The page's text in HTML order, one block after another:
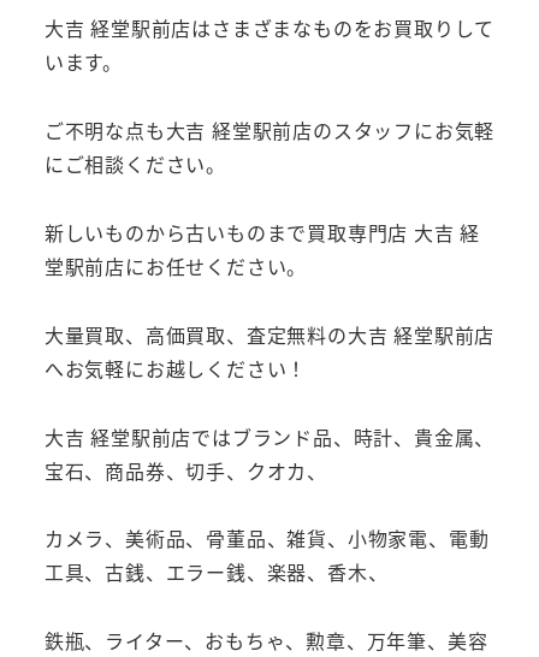
大吉 経堂駅前店はさまざまなものをお買取りして
います。
ご不明な点も大吉 経堂駅前店のスタッフにお気軽
にご相談ください。
新しいものから古いものまで買取専門店 大吉 経
堂駅前店にお任せください。
大量買取、高価買取、査定無料の大吉 経堂駅前店
へお気軽にお越しください！
大吉 経堂駅前店ではブランド品、時計、貴金属、
宝石、商品券、切手、クオカ、
カメラ、美術品、骨董品、雑貨、小物家電、電動
工具、古銭、エラー銭、楽器、香木、
鉄瓶、ライター、おもちゃ、勲章、万年筆、美容